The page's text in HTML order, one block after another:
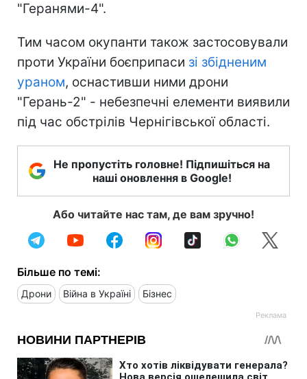
"Геранями-4".
Тим часом окупанти також застосовували
проти України боєприпаси зі збідненим
ураном, оснастивши ними дрони
"Герань-2" - небезпечні елементи виявили
під час обстрілів Чернігівської області.
Не пропустіть головне! Підпишіться на
наші оновлення в Google!
Або читайте нас там, де вам зручно!
Більше по темі:
Дрони Війна в Україні Бізнес